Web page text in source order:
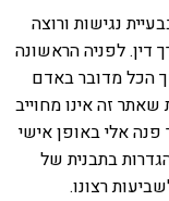
נגישות ורוצה
דין. לפניה הראשונה
הכל מדובר באדם
זה אינו מחוייב
אלי באופן אישי
בתבנית של
רצונו.